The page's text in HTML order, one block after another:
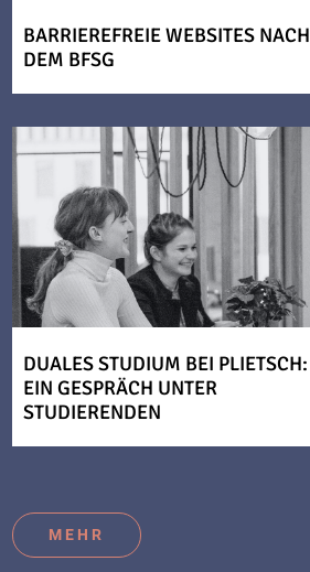
BARRIEREFREIE WEBSITES NACH
DEM BFSG
DUALES STUDIUM BEI PLIETSCH:
EIN GESPRÄCH UNTER
STUDIERENDEN
MEHR